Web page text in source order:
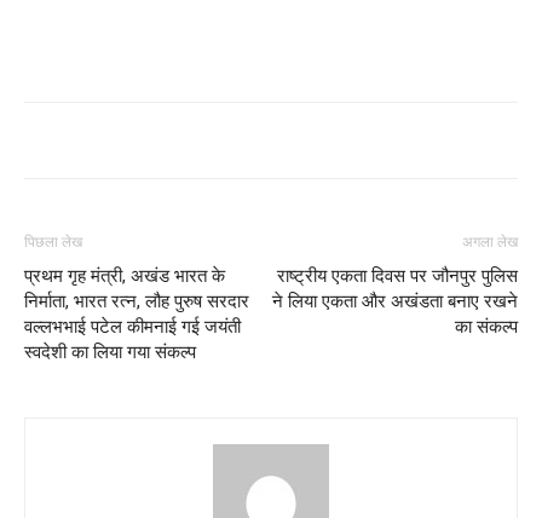
पिछला लेख
प्रथम गृह मंत्री, अखंड भारत के
निर्माता, भारत रत्न, लौह पुरुष सरदार
वल्लभभाई पटेल कीमनाई गई जयंती
स्वदेशी का लिया गया संकल्प
अगला लेख
राष्ट्रीय एकता दिवस पर जौनपुर पुलिस
ने लिया एकता और अखंडता बनाए रखने
का संकल्प